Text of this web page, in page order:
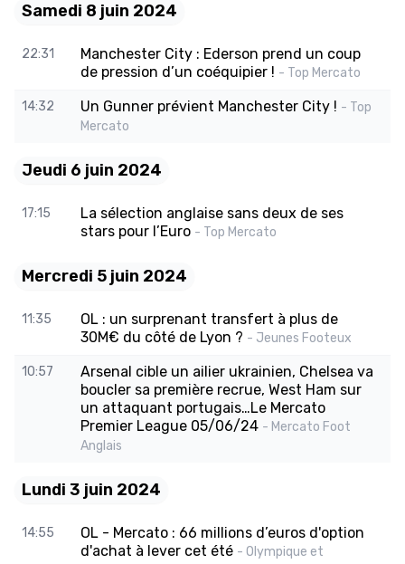
Samedi 8 juin 2024
22:31
Manchester City : Ederson prend un coup
de pression d’un coéquipier ! - Top Mercato
14:32 Un Gunner prévient Manchester City ! - Top
Mercato
Jeudi 6 juin 2024
17:15
La sélection anglaise sans deux de ses
stars pour l’Euro - Top Mercato
Mercredi 5 juin 2024
11:35
OL : un surprenant transfert à plus de
30M€ du côté de Lyon ? - Jeunes Footeux
10:57
Arsenal cible un ailier ukrainien, Chelsea va
boucler sa première recrue, West Ham sur
un attaquant portugais…Le Mercato
Premier League 05/06/24 - Mercato Foot
Anglais
Lundi 3 juin 2024
14:55
OL - Mercato : 66 millions d’euros d'option
d'achat à lever cet été - Olympique et